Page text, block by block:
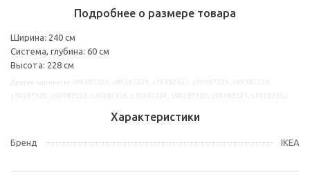
Подробнее о размере товара
Ширина: 240 см
Система, глубина: 60 см
Высота: 228 см
Характеристики
Бренд IKEA